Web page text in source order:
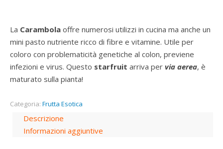
La Carambola offre numerosi utilizzi in cucina ma anche un
mini pasto nutriente ricco di fibre e vitamine. Utile per
coloro con problematicità genetiche al colon, previene
infezioni e virus. Questo starfruit arriva per via aerea, è
maturato sulla pianta!
Categoria: Frutta Esotica
Descrizione
Informazioni aggiuntive